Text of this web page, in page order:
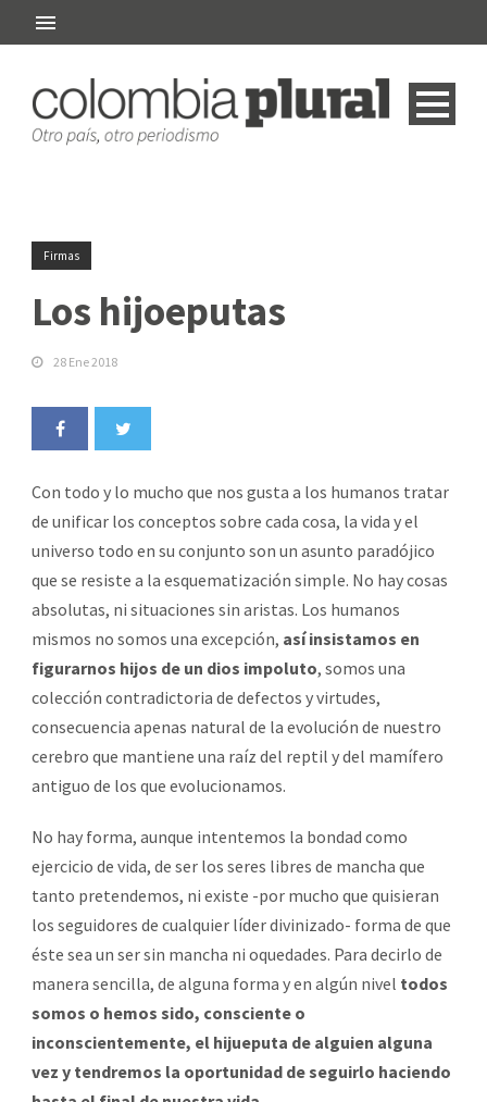
Firmas
Los hijoeputas
28 Ene 2018
Con todo y lo mucho que nos gusta a los humanos tratar
de unificar los conceptos sobre cada cosa, la vida y el
universo todo en su conjunto son un asunto paradójico
que se resiste a la esquematización simple. No hay cosas
absolutas, ni situaciones sin aristas. Los humanos
mismos no somos una excepción, así insistamos en
figurarnos hijos de un dios impoluto, somos una
colección contradictoria de defectos y virtudes,
consecuencia apenas natural de la evolución de nuestro
cerebro que mantiene una raíz del reptil y del mamífero
antiguo de los que evolucionamos.
No hay forma, aunque intentemos la bondad como
ejercicio de vida, de ser los seres libres de mancha que
tanto pretendemos, ni existe -por mucho que quisieran
los seguidores de cualquier líder divinizado- forma de que
éste sea un ser sin mancha ni oquedades. Para decirlo de
manera sencilla, de alguna forma y en algún nivel todos
somos o hemos sido, consciente o
inconscientemente, el hijueputa de alguien alguna
vez y tendremos la oportunidad de seguirlo haciendo